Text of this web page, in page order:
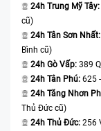
24h Trung Mỹ Tây:
cũ)
24h Tân Sơn Nhất:
Bình cũ)
24h Gò Vấp: 389
24h Tân Phú: 625
24h Tăng Nhơn
Thủ Đức cũ)
24h Thủ Đức: 256